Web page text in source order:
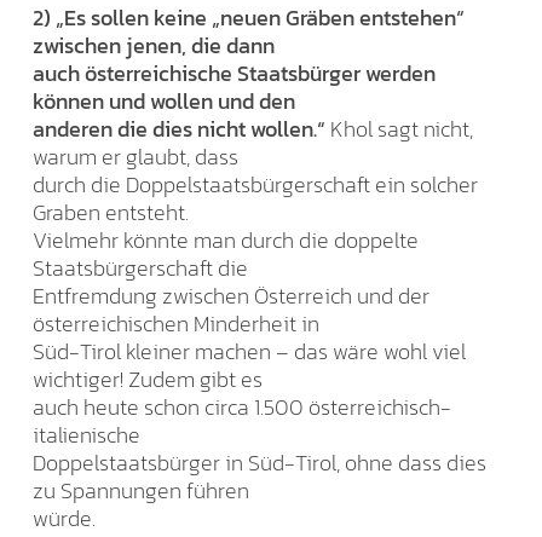
2) „Es sollen keine „neuen Gräben entstehen“
zwischen jenen, die dann
auch österreichische Staatsbürger werden
können und wollen und den
anderen die dies nicht wollen.“ Khol sagt nicht,
warum er glaubt, dass
durch die Doppelstaatsbürgerschaft ein solcher
Graben entsteht.
Vielmehr könnte man durch die doppelte
Staatsbürgerschaft die
Entfremdung zwischen Österreich und der
österreichischen Minderheit in
Süd-Tirol kleiner machen – das wäre wohl viel
wichtiger! Zudem gibt es
auch heute schon circa 1.500 österreichisch-
italienische
Doppelstaatsbürger in Süd-Tirol, ohne dass dies
zu Spannungen führen
würde.